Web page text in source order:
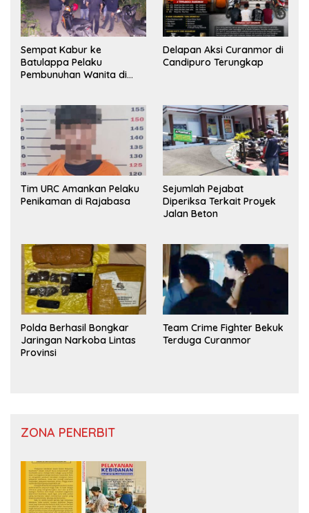
Sempat Kabur ke
Batulappa Pelaku
Pembunuhan Wanita di
Delapan Aksi Curanmor di
Candipuro Terungkap
Tim URC Amankan Pelaku
Penikaman di Rajabasa
Sejumlah Pejabat
Diperiksa Terkait Proyek
Jalan Beton
Polda Berhasil Bongkar
Jaringan Narkoba Lintas
Provinsi
Team Crime Fighter Bekuk
Terduga Curanmor
ZONA PENERBIT